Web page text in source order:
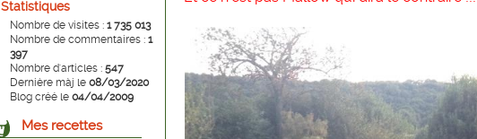
Statistiques
Nombre de visites : 1 735 013
Nombre de commentaires : 1
397
Nombre d'articles : 547
Dernière màj le 08/03/2020
Blog créé le 04/04/2009
Mes recettes